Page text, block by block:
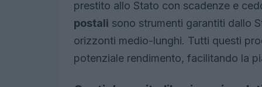
prestito allo Stato con scadenze e
postali sono strumenti garantiti dallo
orizzonti medio-lunghi. Tutti questi
potenziale rendimento, facilitando la